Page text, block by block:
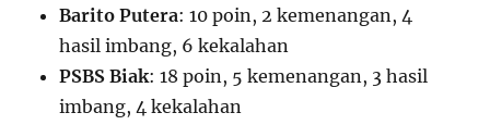
Barito Putera: 10 poin, 2 kemenangan, 4
hasil imbang, 6 kekalahan
PSBS Biak: 18 poin, 5 kemenangan, 3 hasil
imbang, 4 kekalahan